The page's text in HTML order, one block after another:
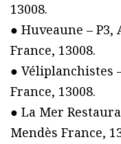
13008.
● Huveaune –
France, 13008.
● Véliplanchistes
France, 13008.
● La Mer
Mendès France,